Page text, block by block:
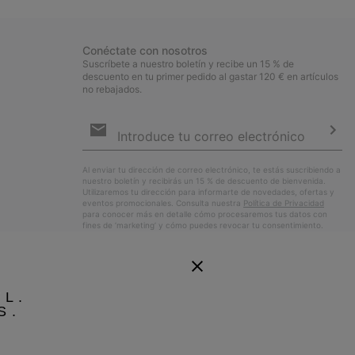
Conéctate con nosotros
Suscríbete a nuestro boletín y recibe un 15 % de
descuento en tu primer pedido al gastar 120 € en artículos
no rebajados.
de
Al enviar tu dirección de correo electrónico, te estás suscribiendo a
nuestro boletín y recibirás un 15 % de descuento de bienvenida.
Utilizaremos tu dirección para informarte de novedades, ofertas y
eventos promocionales. Consulta nuestra
Política de Privacidad
para conocer más en detalle cómo procesaremos tus datos con
fines de ’marketing’ y cómo puedes revocar tu consentimiento.